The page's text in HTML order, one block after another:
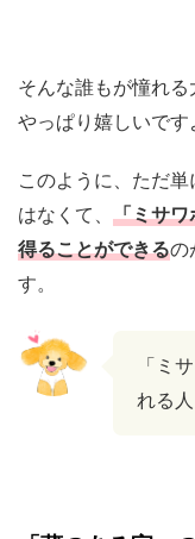
そんな誰もが憧れる
やっぱり嬉しいです
このように、ただ
はなくて、 「ミサワ
得ることができるの
す。
「ミ
れる